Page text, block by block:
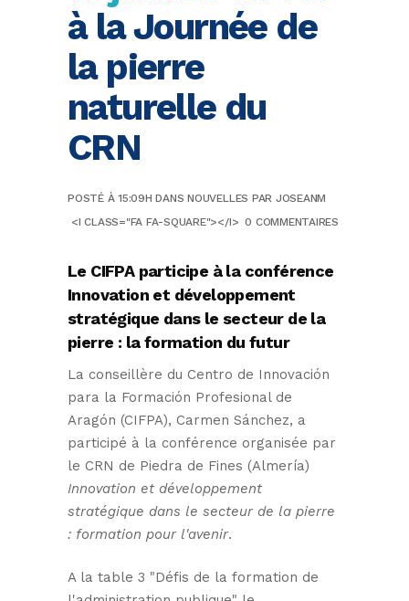
à la Journée de
la pierre
naturelle du
CRN
POSTÉ À 15:09H DANSNOUVELLES PAR JOSEANM
<I CLASS="FA FA-SQUARE"></I> 0 COMMENTAIRES
Le CIFPA participe à la conférence
Innovation et développement
stratégique dans le secteur de la
pierre : la formation du futur
La conseillère du Centro de Innovación
para la Formación Profesional de
Aragón (CIFPA), Carmen Sánchez, a
participé à la conférence organisée par
le CRN de Piedra de Fines (Almería)
Innovation et développement
stratégique dans le secteur de la pierre
: formation pour l'avenir.
A la table 3 "Défis de la formation de